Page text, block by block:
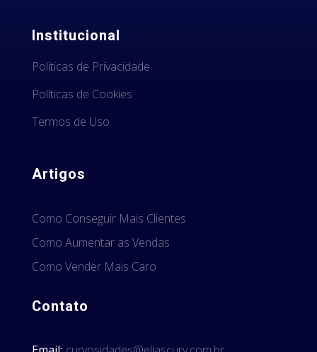
Institucional
Politicas de Privacidade
Políticas de Cookies
Termos de Uso
Artigos
Como Conseguir Mais Clientes
Como Aumentar as Vendas
Como Vender Mais Caro
Contato